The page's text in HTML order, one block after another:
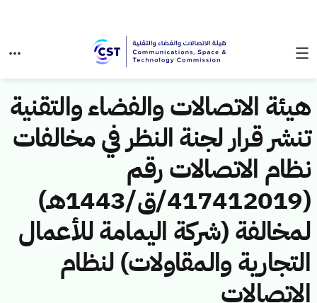
هيئة الاتصالات والفضاء والتقنية
تنشر قرار لجنة النظر في مخالفات
نظام الاتصالات رقم
(417412019/ق/1443هـ)
لمخالفة (شركة اليمامة للأعمال
التجارية والمقاولات) لنظام
الاتصالات